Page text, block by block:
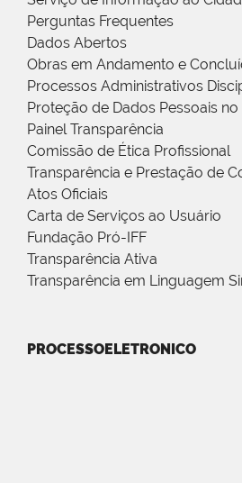
Perguntas Frequentes
Dados Abertos
Obras em Andamento e
Processos Administrativos
Proteção de Dados Pessoais
Painel Transparência
Comissão de Ética Profissional
Transparência e Prestação de
Atos Oficiais
Carta de Serviços ao Usuário
Fundação Pró-IFF
Transparência Ativa
Transparência em Linguagem
PROCESSOELETRONICO